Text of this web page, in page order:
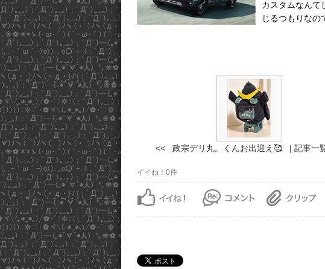
カスタムなんて
じるつもりなの
<< 政宗デリ丸。くんお出迎え🥰 | 記事一
イイね！0件